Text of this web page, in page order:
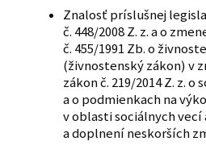
Znalosť príslušnej
č. 448/2008 Z. z. a o
č. 455/1991 Zb. o
(živnostenský zákon) v
zákon č. 219/2014 Z. z. o
a o podmienkach na
v oblasti sociálnych vecí
a doplnení neskorších